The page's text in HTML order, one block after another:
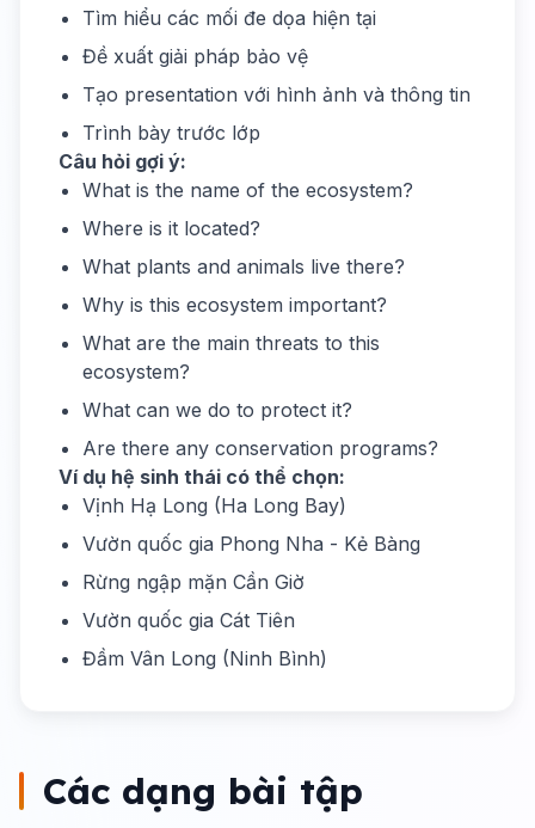
Tìm hiểu các mối đe dọa hiện tại
Đề xuất giải pháp bảo vệ
Tạo presentation với hình ảnh và thông tin
Trình bày trước lớp
Câu hỏi gợi ý:
What is the name of the ecosystem?
Where is it located?
What plants and animals live there?
Why is this ecosystem important?
What are the main threats to this
ecosystem?
What can we do to protect it?
Are there any conservation programs?
Ví dụ hệ sinh thái có thể chọn:
Vịnh Hạ Long (Ha Long Bay)
Vườn quốc gia Phong Nha - Kẻ Bàng
Rừng ngập mặn Cần Giờ
Vườn quốc gia Cát Tiên
Đầm Vân Long (Ninh Bình)
Các dạng bài tập